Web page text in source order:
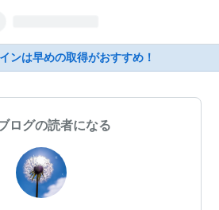
ンは早めの取得がおすすめ！
ログの読者になる